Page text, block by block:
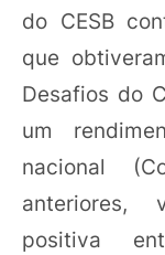
do CESB
que
Desafios do
um
nacional
anteriores,
positiva